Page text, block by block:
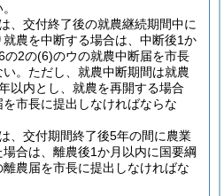
、交付終了後の就農継続期間中に
農を中断する場合は、中断後1か
の2の(6)のウの就農中断届を市長
。 ただし、就農中断期間は就農
以内とし、就農を再開する場合
市長に提出しなければならな
、交付期間終了後5年の間に農業
合は、離農後1か月以内に国要綱
離農届を市長に提出しなければな